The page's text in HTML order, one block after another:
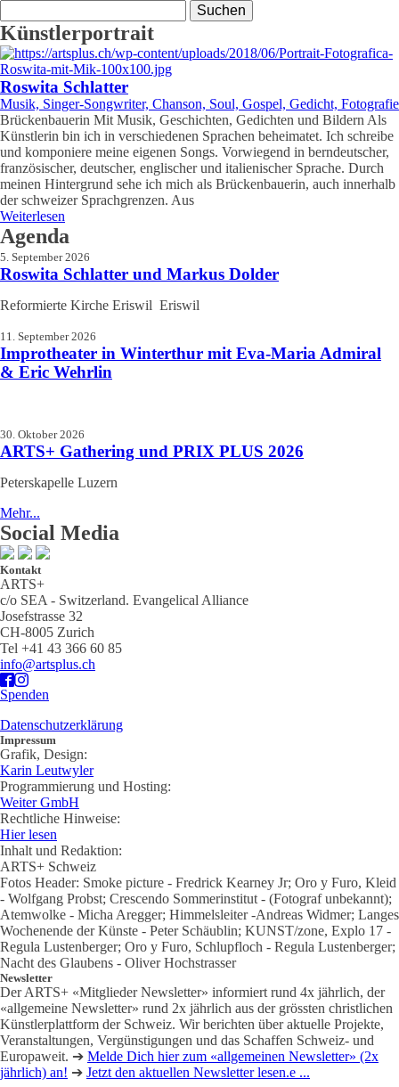
nach:
Künstlerportrait
Roswita Schlatter
Musik, Singer-Songwriter, Chanson, Soul, Gospel, Gedicht, Fotografie
Brückenbauerin Mit Musik, Geschichten, Gedichten und Bildern Als
Künstlerin bin ich in verschiedenen Sprachen beheimatet. Ich schreibe
und komponiere meine eigenen Songs. Vorwiegend in berndeutscher,
französischer, deutscher, englischer und italienischer Sprache. Durch
meinen Hintergrund sehe ich mich als Brückenbauerin, auch innerhalb
der schweizer Sprachgrenzen. Aus
Weiterlesen
Agenda
5. September 2026
Roswita Schlatter und Markus Dolder
Reformierte Kirche Eriswil Eriswil
11. September 2026
Improtheater in Winterthur mit Eva-Maria Admiral
& Eric Wehrlin
30. Oktober 2026
ARTS+ Gathering und PRIX PLUS 2026
Peterskapelle Luzern
Mehr...
Social Media
Kontakt
ARTS+
c/o SEA - Switzerland. Evangelical Alliance
Josefstrasse 32
CH-8005 Zurich
Tel +41 43 366 60 85
info@artsplus.ch
Spenden
Datenschutzerklärung
Impressum
Grafik, Design:
Karin Leutwyler
Programmierung und Hosting:
Weiter GmbH
Rechtliche Hinweise:
Hier lesen
Inhalt und Redaktion:
ARTS+ Schweiz
Fotos Header: Smoke picture - Fredrick Kearney Jr; Oro y Furo, Kleid
- Wolfgang Probst; Crescendo Sommerinstitut - (Fotograf unbekannt);
Atemwolke - Micha Aregger; Himmelsleiter -Andreas Widmer; Langes
Wochenende der Künste - Peter Schäublin; KUNST/zone, Explo 17 -
Regula Lustenberger; Oro y Furo, Schlupfloch - Regula Lustenberger;
Nacht des Glaubens - Oliver Hochstrasser
Newsletter
Der ARTS+ «Mitglieder Newsletter» informiert rund 4x jährlich, der
«allgemeine Newsletter» rund 2x jährlich aus der grössten christlichen
Künstlerplattform der Schweiz. Wir berichten über aktuelle Projekte,
Veranstaltungen, Vergünstigungen und das Schaffen Schweiz- und
Europaweit. ➔ Melde Dich hier zum «allgemeinen Newsletter» (2x
jährlich) an! ➔ Jetzt den aktuellen Newsletter lesen.e ...